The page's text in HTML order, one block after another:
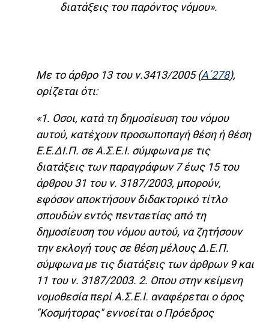
διατάξεις του παρόντος νόμου».
Με το άρθρο 13 του ν.3413/2005 (Α΄278),
ορίζεται ότι:
«1. Οσοι, κατά τη δημοσίευση του νόμου
αυτού, κατέχουν προσωποπαγή θέση ή θέση
Ε.Ε.ΔΙ.Π. σε Α.Σ.Ε.Ι. σύμφωνα με τις
διατάξεις των παραγράφων 7 έως 15 του
άρθρου 31 του ν. 3187/2003, μπορούν,
εφόσον αποκτήσουν διδακτορικό τίτλο
σπουδών εντός πενταετίας από τη
δημοσίευση του νόμου αυτού, να ζητήσουν
την εκλογή τους σε θέση μέλους Δ.Ε.Π.
σύμφωνα με τις διατάξεις των άρθρων 9 και
11 του ν. 3187/2003. 2. Οπου στην κείμενη
νομοθεσία περί Α.Σ.Ε.Ι. αναφέρεται ο όρος
"Κοσμήτορας" εννοείται ο Πρόεδρος